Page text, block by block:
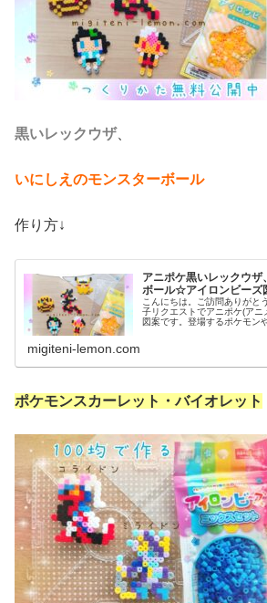
黒いレックウザ、
いにしえのモンスターボール
作り方↓
アニポケ黒いレックウ
ボール☆アイロンビーズ
こんにちは。ご訪問ありがと
子リクエストでアニポケ(ア
図案です。登場するポケモン
migiteni-lemon.com
ポケモンスカーレット・バイオレット